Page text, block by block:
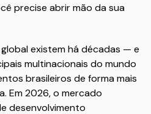
precise abrir mão da sua
existem há décadas — e
multinacionais do mundo
brasileiros de forma mais
Em 2026, o mercado
desenvolvimento